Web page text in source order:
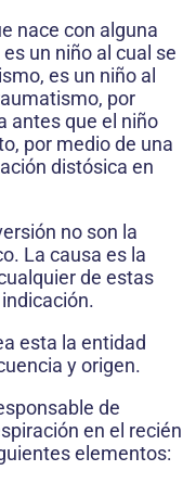
nace con alguna
un niño al cual se
es un niño al
por
antes que el niño
por medio de una
distósica en
no son la
La causa es la
de estas
esta la entidad
y origen.
de
en el recién
elementos: